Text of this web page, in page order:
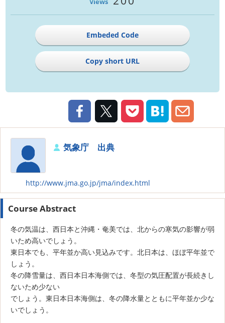
Embeded Code
Copy short URL
気象庁 出典
http://www.jma.go.jp/jma/index.html
Course Abstract
冬の気温は、西日本と沖縄・奄美では、北からの寒気の影響が弱
いため高いでしょう。
東日本でも、平年並か高い見込みです。北日本は、ほぼ平年並で
しょう。
冬の降雪量は、西日本日本海側では、冬型の気圧配置が長続きし
ないため少ない
でしょう。東日本日本海側は、冬の降水量とともに平年並か少な
いでしょう。